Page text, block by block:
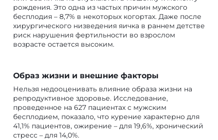
рождения. Это одна из частых причин мужского
бесплодия – 8,7% в некоторых когортах. Даже после
хирургического низведения яичка в раннем детстве
риск нарушения фертильности во взрослом
возрасте остается высоким.
Образ жизни и внешние факторы
Нельзя недооценивать влияние образа жизни на
репродуктивное здоровье. Исследование,
проведенное на 627 пациентах с мужским
бесплодием, показало, что курение характерно для
41,1% пациентов, ожирение – для 19,6%, хронический
стресс – для 14,0%.